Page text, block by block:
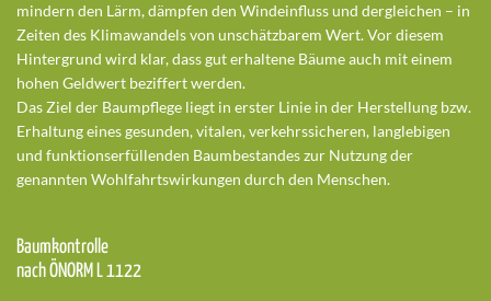
mindern den Lärm, dämpfen den Windeinfluss und dergleichen – in
Zeiten des Klimawandels von unschätzbarem Wert. Vor diesem
Hintergrund wird klar, dass gut erhaltene Bäume auch mit einem
hohen Geldwert beziffert werden.
Das Ziel der Baumpflege liegt in erster Linie in der Herstellung bzw.
Erhaltung eines gesunden, vitalen, verkehrssicheren, langlebigen
und funktionserfüllenden Baumbestandes zur Nutzung der
genannten Wohlfahrtswirkungen durch den Menschen.
Baumkontrolle
nach ÖNORM L 1122